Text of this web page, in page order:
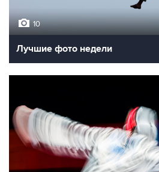
10
Лучшие фото недели